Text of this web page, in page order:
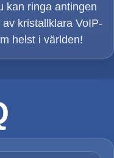
kan ringa antingen
kristallklara VoIP-
helst i världen!